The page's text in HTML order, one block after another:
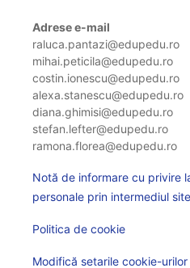
Adrese e-mail
raluca.pantazi@edupedu.ro
mihai.peticila@edupedu.ro
costin.ionescu@edupedu.ro
alexa.stanescu@edupedu.ro
diana.ghimisi@edupedu.ro
stefan.lefter@edupedu.ro
ramona.florea@edupedu.ro
Notă de informare cu privire
personale prin intermediul
Politica de cookie
Modifică setarile cookie-urilor